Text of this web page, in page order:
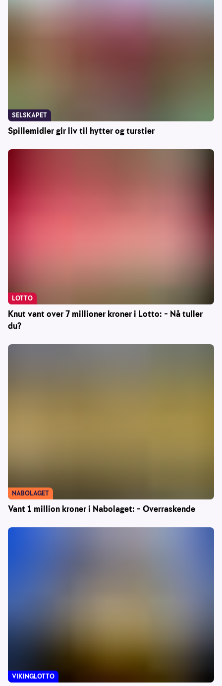
Spillemidler gir liv til hytter og turstier
SELSKAPET
Knut vant over 7 millioner kroner i Lotto: – Nå tuller
du?
LOTTO
Vant 1 million kroner i Nabolaget: – Overraskende
NABOLAGET
VIKINGLOTTO